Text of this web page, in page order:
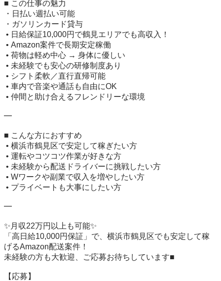
■ この仕事の魅力
・日払い週払い可能
・ガソリンカード貸与
━
■ こんな方におすすめ
━
✨月収22万円以上も可能✨
「高日給10,000円保証」で、横浜市鶴見区でも安定して稼
げるAmazon配送案件！
未経験の方も大歓迎、ご応募お待ちしています■
【応募】